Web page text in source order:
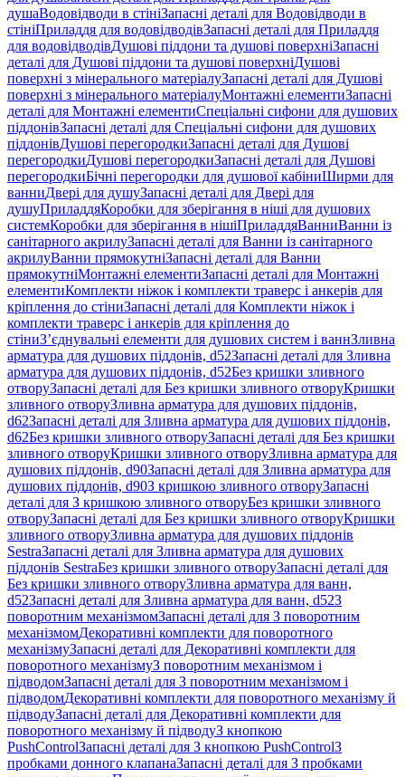
душаВодовідводи в стініЗапасні деталі для Водовідводи в
стініПриладдя для водовідводівЗапасні деталі для Приладдя
для водовідводівДушові піддони та душові поверхніЗапасні
деталі для Душові піддони та душові поверхніДушові
поверхні з мінерального матеріалуЗапасні деталі для Душові
поверхні з мінерального матеріалуМонтажні елементиЗапасні
деталі для Монтажні елементиСпеціальні сифони для душових
піддонівЗапасні деталі для Спеціальні сифони для душових
піддонівДушові перегородкиЗапасні деталі для Душові
перегородкиДушові перегородкиЗапасні деталі для Душові
перегородкиБічні перегородки для душової кабіниШирми для
ванниДвері для душуЗапасні деталі для Двері для
душуПриладдяКоробки для зберігання в ніші для душових
системКоробки для зберігання в нішіПриладдяВанниВанни із
санітарного акрилуЗапасні деталі для Ванни із санітарного
акрилуВанни прямокутніЗапасні деталі для Ванни
прямокутніМонтажні елементиЗапасні деталі для Монтажні
елементиКомплекти ніжок і комплекти траверс і анкерів для
кріплення до стіниЗапасні деталі для Комплекти ніжок і
комплекти траверс і анкерів для кріплення до
стіниЗ’єднувальні елементи для душових систем і ваннЗливна
арматура для душових піддонів, d52Запасні деталі для Зливна
арматура для душових піддонів, d52Без кришки зливного
отворуЗапасні деталі для Без кришки зливного отворуКришки
зливного отворуЗливна арматура для душових піддонів,
d62Запасні деталі для Зливна арматура для душових піддонів,
d62Без кришки зливного отворуЗапасні деталі для Без кришки
зливного отворуКришки зливного отворуЗливна арматура для
душових піддонів, d90Запасні деталі для Зливна арматура для
душових піддонів, d90З кришкою зливного отворуЗапасні
деталі для З кришкою зливного отворуБез кришки зливного
отворуЗапасні деталі для Без кришки зливного отворуКришки
зливного отворуЗливна арматура для душових піддонів
SestraЗапасні деталі для Зливна арматура для душових
піддонів SestraБез кришки зливного отворуЗапасні деталі для
Без кришки зливного отворуЗливна арматура для ванн,
d52Запасні деталі для Зливна арматура для ванн, d52З
поворотним механізмомЗапасні деталі для З поворотним
механізмомДекоративні комплекти для поворотного
механізмуЗапасні деталі для Декоративні комплекти для
поворотного механізмуЗ поворотним механізмом і
підводомЗапасні деталі для З поворотним механізмом і
підводомДекоративні комплекти для поворотного механізму й
підводуЗапасні деталі для Декоративні комплекти для
поворотного механізму й підводуЗ кнопкою
PushControlЗапасні деталі для З кнопкою PushControlЗ
пробками донного клапанаЗапасні деталі для З пробками